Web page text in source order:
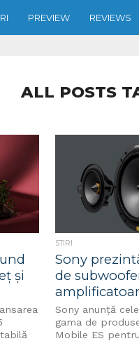
PREVIEW REVIEWS
ALL POSTS
și
STIRI
Sony
de
Sony anunță
gama de
Mobile ES